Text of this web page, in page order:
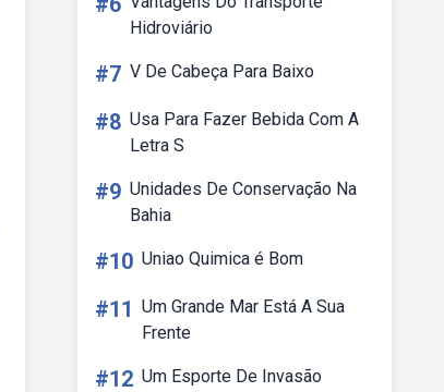
Hidroviário
#7 V De Cabeça Para Baixo
#8 Usa Para Fazer Bebida Com A
Letra S
#9 Unidades De Conservação Na
Bahia
#10 Uniao Quimica é Bom
#11 Um Grande Mar Está A Sua
Frente
#12 Um Esporte De Invasão